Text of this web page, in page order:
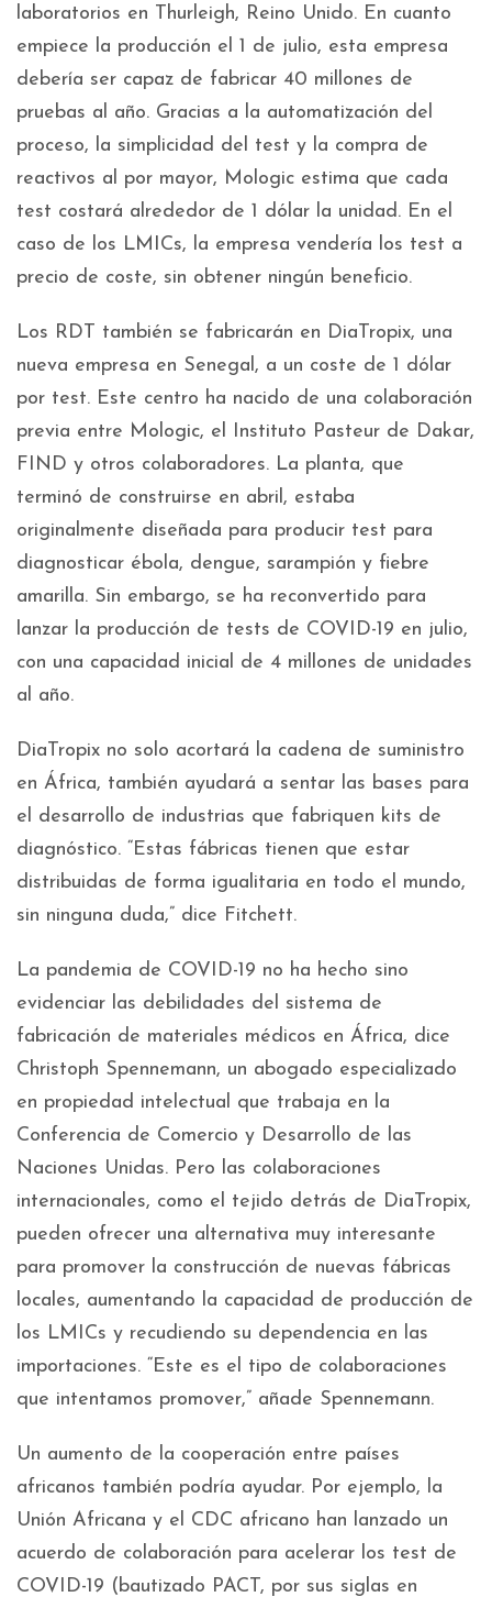
laboratorios en Thurleigh, Reino Unido. En cuanto
empiece la producción el 1 de julio, esta empresa
debería ser capaz de fabricar 40 millones de
pruebas al año. Gracias a la automatización del
proceso, la simplicidad del test y la compra de
reactivos al por mayor, Mologic estima que cada
test costará alrededor de 1 dólar la unidad. En el
caso de los LMICs, la empresa vendería los test a
precio de coste, sin obtener ningún beneficio.
Los RDT también se fabricarán en DiaTropix, una
nueva empresa en Senegal, a un coste de 1 dólar
por test. Este centro ha nacido de una colaboración
previa entre Mologic, el Instituto Pasteur de Dakar,
FIND y otros colaboradores. La planta, que
terminó de construirse en abril, estaba
originalmente diseñada para producir test para
diagnosticar ébola, dengue, sarampión y fiebre
amarilla. Sin embargo, se ha reconvertido para
lanzar la producción de tests de COVID-19 en julio,
con una capacidad inicial de 4 millones de unidades
al año.
DiaTropix no solo acortará la cadena de suministro
en África, también ayudará a sentar las bases para
el desarrollo de industrias que fabriquen kits de
diagnóstico. “Estas fábricas tienen que estar
distribuidas de forma igualitaria en todo el mundo,
sin ninguna duda,” dice Fitchett.
La pandemia de COVID-19 no ha hecho sino
evidenciar las debilidades del sistema de
fabricación de materiales médicos en África, dice
Christoph Spennemann, un abogado especializado
en propiedad intelectual que trabaja en la
Conferencia de Comercio y Desarrollo de las
Naciones Unidas. Pero las colaboraciones
internacionales, como el tejido detrás de DiaTropix,
pueden ofrecer una alternativa muy interesante
para promover la construcción de nuevas fábricas
locales, aumentando la capacidad de producción de
los LMICs y recudiendo su dependencia en las
importaciones. “Este es el tipo de colaboraciones
que intentamos promover,” añade Spennemann.
Un aumento de la cooperación entre países
africanos también podría ayudar. Por ejemplo, la
Unión Africana y el CDC africano han lanzado un
acuerdo de colaboración para acelerar los test de
COVID-19 (bautizado PACT, por sus siglas en